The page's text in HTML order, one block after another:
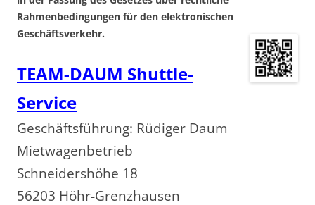
Rahmenbedingungen für den elektronischen
Geschäftsverkehr.
TEAM-DAUM Shuttle-
Service
Geschäftsführung: Rüdiger Daum
Mietwagenbetrieb
Schneidershöhe 18
56203 Höhr-Grenzhausen